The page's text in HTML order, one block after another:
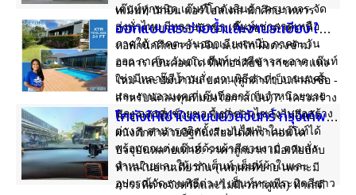
ทเม้นท์ นักบิน แอร์โฮสเตส นักศึกษาทหาร
อากาศ พยาบาล นักท่องเที่ยวชาวต่างชาติ
หอพักนักศึกษาชาวจีน ม.เกริก ฝั่งตรงข้าม
อาคาร เป็นคอนโด ที่พักอาศัยข้าราชการแห่ง
ใหม่ และปั๊มน้ำมัน ปตท. (ลูกค้าที่เป็นกำลังซื้อ -
สำหรับนักลงทุนที่มองโอกาสเป็น)7. โครงสร้าง
ตึกยุคเก่าที่แข็งแรง พื้นที่กว้างขวางไม่อึดอัด
ผนังตึกทำด้วยอิฐกันเสียงได้ดีกว่าคอนโด
ปัจจุบันหลายเท่า8. ราคาถูกมาก เมื่อเทียบกับ
ทำเลในย่านเดียวกัน (เหตุผลที่ขาย เพราะมี
ภาระที่ต่างจังหวัดและไม่มีเวลาดูแล) ทำเลดี
ออกแบบสระว่ายน้ำและงานระเบียง ให้เหมาะกับบ้านลูกค้า
โกดังให้เช่าในถนนนวลจันทร์ กรุงเทพมหานคร